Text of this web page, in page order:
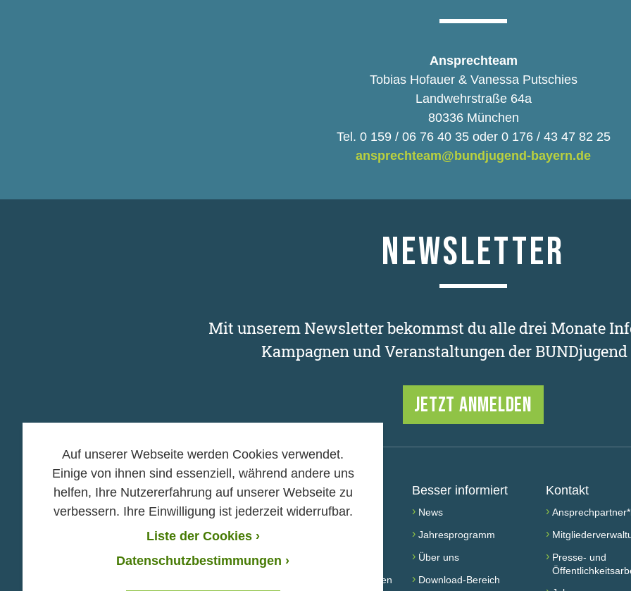
Auf unserer Webseite werden Cookies verwendet.
Einige von ihnen sind essenziell, während andere uns
helfen, Ihre Nutzererfahrung auf unserer Webseite zu
verbessern. Ihre Einwilligung ist jederzeit widerrufbar.
Liste der Cookies ›
Datenschutzbestimmungen ›
Ansprechteam
Tobias Hofauer & Vanessa Putschies
Landwehrstraße 64a
80336 München
Tel. 0 159 / 06 76 40 35 oder 0 176 / 43 47 82 25
ansprechteam@bundjugend-bayern.de
NEWSLETTER
Mit unserem Newsletter bekommst du alle drei Monate
Kampagnen und Veranstaltungen der BUNDjugend
JETZT ANMELDEN
Kampagnen
› Gasbohrung in Bayern
unterschreiben!
› Kampagnen-Archiv
Mitmachen
› Aktiv werden!
› Gruppe finden
Veranstaltung besuchen
Besser informiert
› News
› Jahresprogramm
› Über uns
› Download-Bereich
Kontakt
›
›
› Presse- und